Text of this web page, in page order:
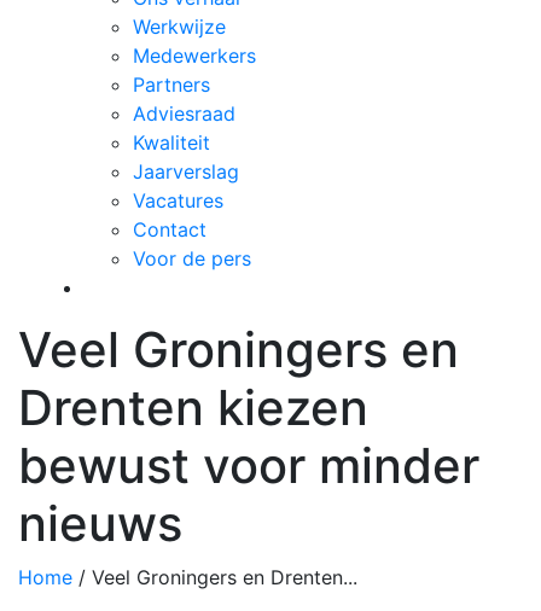
Werkwijze
Medewerkers
Partners
Adviesraad
Kwaliteit
Jaarverslag
Vacatures
Contact
Voor de pers
Veel Groningers en
Drenten kiezen
bewust voor minder
nieuws
Home / Veel Groningers en Drenten...